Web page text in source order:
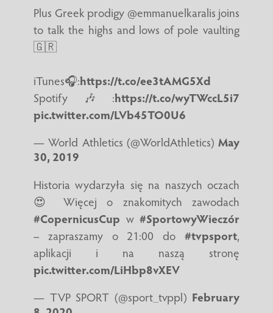
Plus Greek prodigy @emmanuelkaralis joins
to talk the highs and lows of pole vaulting
🇬🇷
iTunes🎧:https://t.co/ee3tAMG5Xd
Spotify🎶:https://t.co/wyTWccL5i7
pic.twitter.com/LVb45TO0U6
— World Athletics (@WorldAthletics) May
30, 2019
Historia wydarzyła się na naszych oczach
😍 Więcej o znakomitych zawodach
#CopernicusCup w #SportowyWieczór
– zapraszamy o 21:00 do #tvpsport,
aplikacji i na naszą stronę
pic.twitter.com/LiHbp8vXEV
— TVP SPORT (@sport_tvppl) February